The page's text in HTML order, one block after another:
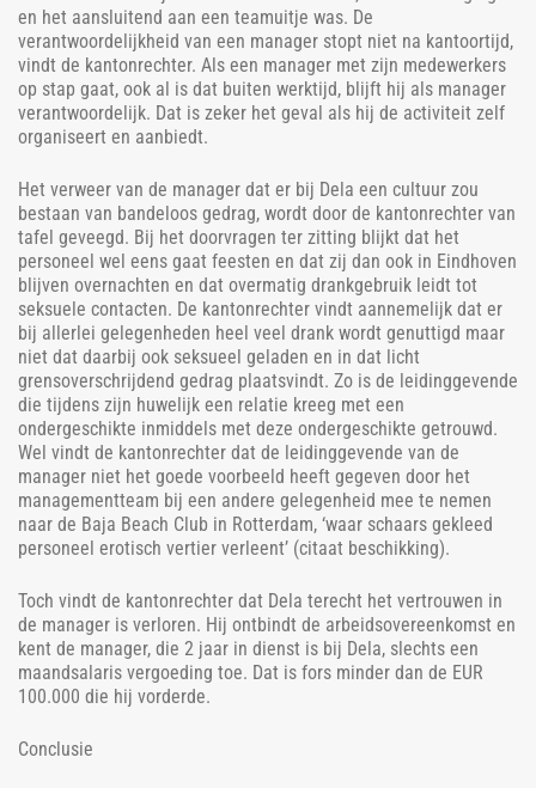
en het aansluitend aan een teamuitje was. De
verantwoordelijkheid van een manager stopt niet na kantoortijd,
vindt de kantonrechter. Als een manager met zijn medewerkers
op stap gaat, ook al is dat buiten werktijd, blijft hij als manager
verantwoordelijk. Dat is zeker het geval als hij de activiteit zelf
organiseert en aanbiedt.
Het verweer van de manager dat er bij Dela een cultuur zou
bestaan van bandeloos gedrag, wordt door de kantonrechter van
tafel geveegd. Bij het doorvragen ter zitting blijkt dat het
personeel wel eens gaat feesten en dat zij dan ook in Eindhoven
blijven overnachten en dat overmatig drankgebruik leidt tot
seksuele contacten. De kantonrechter vindt aannemelijk dat er
bij allerlei gelegenheden heel veel drank wordt genuttigd maar
niet dat daarbij ook seksueel geladen en in dat licht
grensoverschrijdend gedrag plaatsvindt. Zo is de leidinggevende
die tijdens zijn huwelijk een relatie kreeg met een
ondergeschikte inmiddels met deze ondergeschikte getrouwd.
Wel vindt de kantonrechter dat de leidinggevende van de
manager niet het goede voorbeeld heeft gegeven door het
managementteam bij een andere gelegenheid mee te nemen
naar de Baja Beach Club in Rotterdam, ‘waar schaars gekleed
personeel erotisch vertier verleent’ (citaat beschikking).
Toch vindt de kantonrechter dat Dela terecht het vertrouwen in
de manager is verloren. Hij ontbindt de arbeidsovereenkomst en
kent de manager, die 2 jaar in dienst is bij Dela, slechts een
maandsalaris vergoeding toe. Dat is fors minder dan de EUR
100.000 die hij vorderde.
Conclusie